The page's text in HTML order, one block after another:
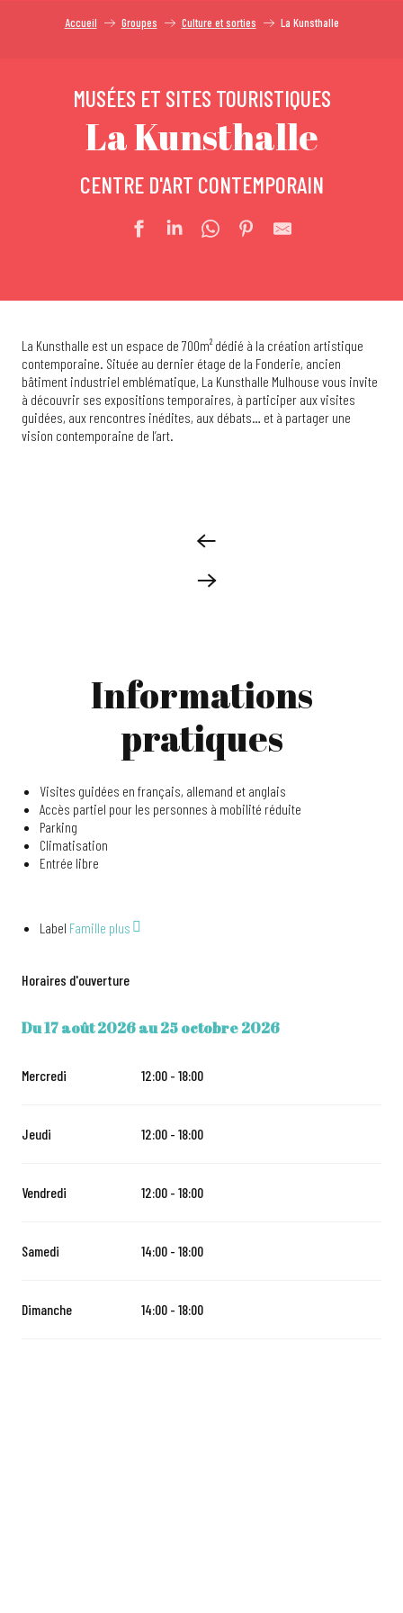
Accueil Groupes Culture et sorties La Kunsthalle
MUSÉES ET SITES TOURISTIQUES
La Kunsthalle
CENTRE D'ART CONTEMPORAIN
La Kunsthalle est un espace de 700m² dédié à la création artistique
contemporaine. Située au dernier étage de la Fonderie, ancien
bâtiment industriel emblématique, La Kunsthalle Mulhouse vous invite
à découvrir ses expositions temporaires, à participer aux visites
guidées, aux rencontres inédites, aux débats… et à partager une
vision contemporaine de l’art.
Informations
pratiques
Visites guidées en français, allemand et anglais
Accès partiel pour les personnes à mobilité réduite
Parking
Climatisation
Entrée libre
Label Famille plus
Horaires d'ouverture
DU17 AOÛT 2026AU25 OCTOBRE 2026
Du17 août 2026au25 octobre 2026
Mercredi 12:00 - 18:00
Jeudi 12:00 - 18:00
Vendredi 12:00 - 18:00
Samedi 14:00 - 18:00
Dimanche 14:00 - 18:00